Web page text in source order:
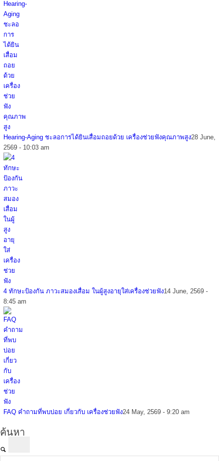
Hearing-Aging ชะลอการได้ยินเสื่อมถอยด้วย เครื่องช่วยฟังคุณภาพสูง28 June,
2569 - 10:03 am
4 ทักษะป้องกัน ภาวะสมองเสื่อม ในผู้สูงอายุใส่เครื่องช่วยฟัง14 June, 2569 -
8:45 am
FAQ คำถามที่พบบ่อย เกี่ยวกับ เครื่องช่วยฟัง24 May, 2569 - 9:20 am
ค้นหา